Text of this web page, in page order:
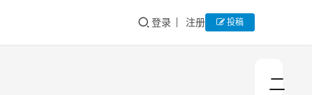
登录 注册 投稿
二